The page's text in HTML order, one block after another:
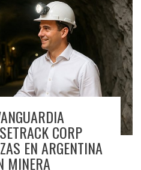
CORP
EN ARGENTINA
MINERA